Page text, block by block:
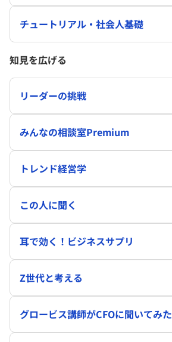
チュートリアル・社会人基礎
知見を広げる
リーダーの挑戦
みんなの相談室Premium
トレンド経営学
この人に聞く
耳で効く！ビジネスサプリ
Z世代と考える
グロービス講師がCFOに聞いてみた